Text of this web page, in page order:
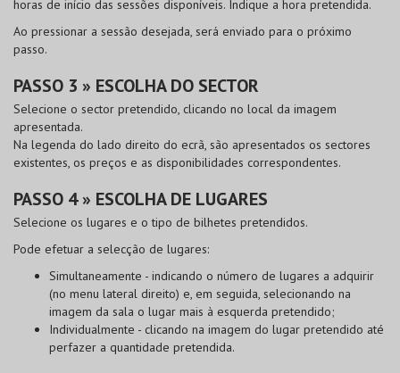
horas de início das sessões disponíveis. Indique a hora pretendida.
Ao pressionar a sessão desejada, será enviado para o próximo
passo.
PASSO 3 » ESCOLHA DO SECTOR
Selecione o sector pretendido, clicando no local da imagem
apresentada.
Na legenda do lado direito do ecrã, são apresentados os sectores
existentes, os preços e as disponibilidades correspondentes.
PASSO 4 » ESCOLHA DE LUGARES
Selecione os lugares e o tipo de bilhetes pretendidos.
Pode efetuar a selecção de lugares:
Simultaneamente - indicando o número de lugares a adquirir
(no menu lateral direito) e, em seguida, selecionando na
imagem da sala o lugar mais à esquerda pretendido;
Individualmente - clicando na imagem do lugar pretendido até
perfazer a quantidade pretendida.